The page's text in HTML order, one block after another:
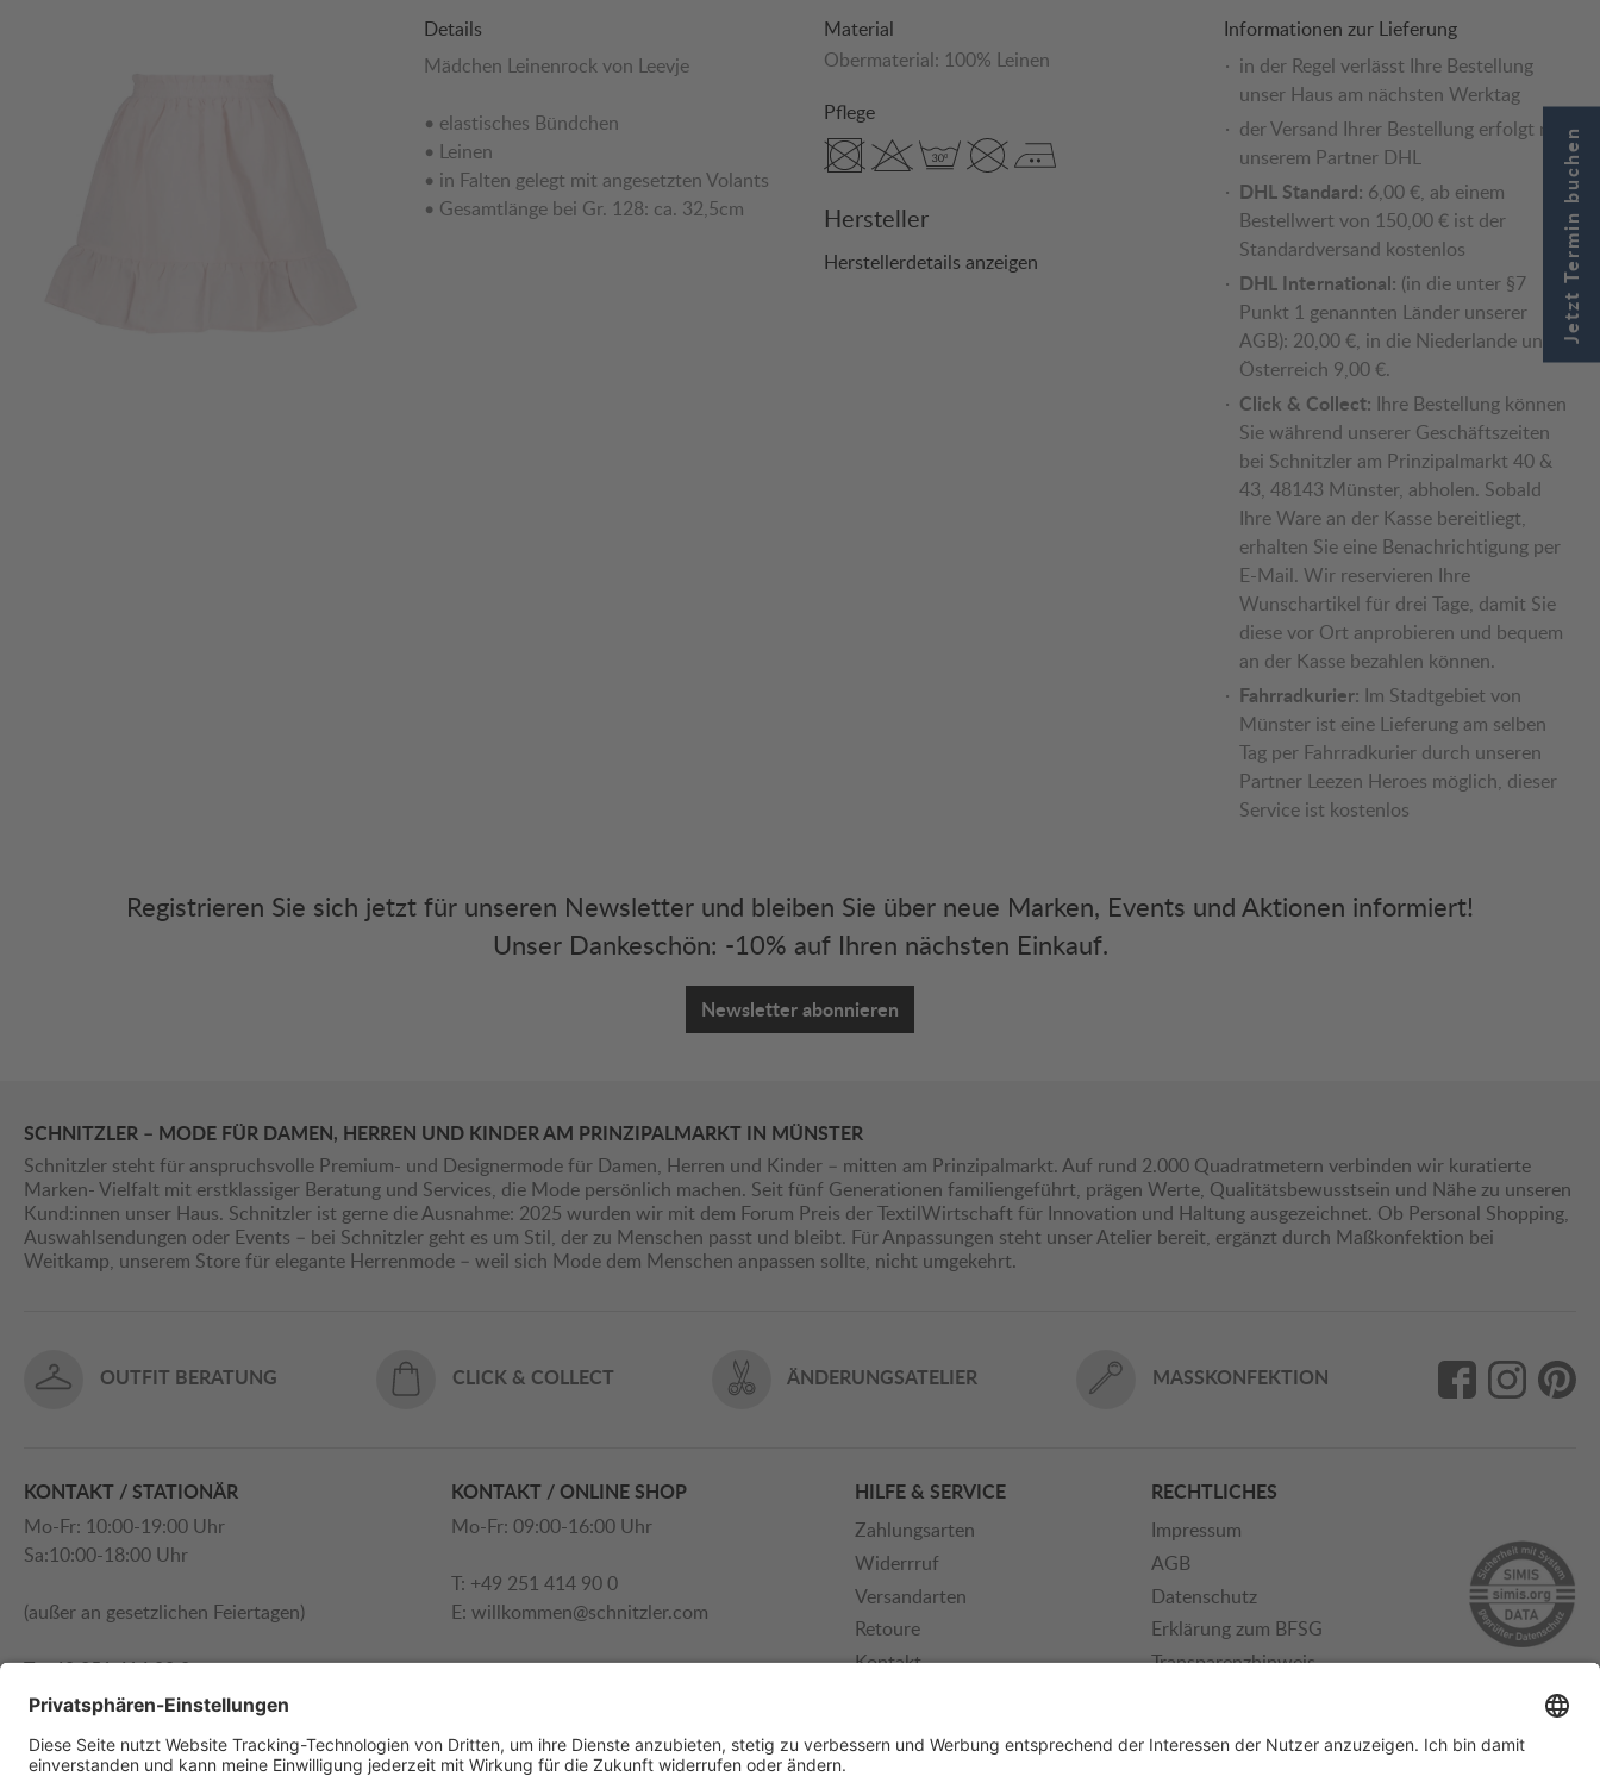
Details
Mädchen Leinenrock von Leevje
• elastisches Bündchen
• Leinen
• in Falten gelegt mit angesetzten Volants
• Gesamtlänge bei Gr. 128: ca. 32,5cm
Material
Obermaterial: 100% Leinen
Pflege
Hersteller
Herstellerdetails anzeigen
Informationen zur Lieferung
in der Regel verlässt Ihre Bestellung
unser Haus am nächsten Werktag
der Versand Ihrer Bestellung erfolgt mit
unserem Partner DHL
DHL Standard: 6,00 €, ab einem
Bestellwert von 150,00 € ist der
Standardversand kostenlos
DHL International: (in die unter §7
Punkt 1 genannten Länder unserer
AGB): 20,00 €, in die Niederlande und
Österreich 9,00 €.
Click & Collect: Ihre Bestellung können
Sie während unserer Geschäftszeiten
bei Schnitzler am Prinzipalmarkt 40 &
43, 48143 Münster, abholen. Sobald
Ihre Ware an der Kasse bereitliegt,
erhalten Sie eine Benachrichtigung per
E-Mail. Wir reservieren Ihre
Wunschartikel für drei Tage, damit Sie
diese vor Ort anprobieren und bequem
an der Kasse bezahlen können.
Fahrradkurier: Im Stadtgebiet von
Münster ist eine Lieferung am selben
Tag per Fahrradkurier durch unseren
Partner Leezen Heroes möglich, dieser
Service ist kostenlos
Registrieren Sie sich jetzt für unseren Newsletter und bleiben Sie über neue Marken, Events und Aktionen informiert!
Unser Dankeschön: -10% auf Ihren nächsten Einkauf.
Newsletter abonnieren
SCHNITZLER – MODE FÜR DAMEN, HERREN UND KINDER AM PRINZIPALMARKT IN MÜNSTER
Schnitzler steht für anspruchsvolle Premium- und Designermode für Damen, Herren und Kinder – mitten am Prinzipalmarkt. Auf rund 2.000 Quadratmetern verbinden wir kuratierte
Marken- Vielfalt mit erstklassiger Beratung und Services, die Mode persönlich machen. Seit fünf Generationen familiengeführt, prägen Werte, Qualitätsbewusstsein und Nähe zu unseren
Kund:innen unser Haus. Schnitzler ist gerne die Ausnahme: 2025 wurden wir mit dem Forum Preis der TextilWirtschaft für Innovation und Haltung ausgezeichnet. Ob Personal Shopping,
Auswahlsendungen oder Events – bei Schnitzler geht es um Stil, der zu Menschen passt und bleibt. Für Anpassungen steht unser Atelier bereit, ergänzt durch Maßkonfektion bei
Weitkamp, unserem Store für elegante Herrenmode – weil sich Mode dem Menschen anpassen sollte, nicht umgekehrt.
OUTFIT BERATUNG CLICK & COLLECT ÄNDERUNGSATELIER MASSKONFEKTION
KONTAKT / STATIONÄR
Mo-Fr: 10:00-19:00 Uhr
Sa:10:00-18:00 Uhr
(außer an gesetzlichen Feiertagen)
T: +49 251 414 90 0
E:willkommen@schnitzler.com
KONTAKT / ONLINE SHOP
Mo-Fr: 09:00-16:00 Uhr
T: +49 251 414 90 0
E: willkommen@schnitzler.com
HILFE & SERVICE
Zahlungsarten
Widerrruf
Versandarten
Retoure
Kontakt
RECHTLICHES
Impressum
AGB
Datenschutz
Erklärung zum BFSG
Transparenzhinweis
Jetzt Termin buchen